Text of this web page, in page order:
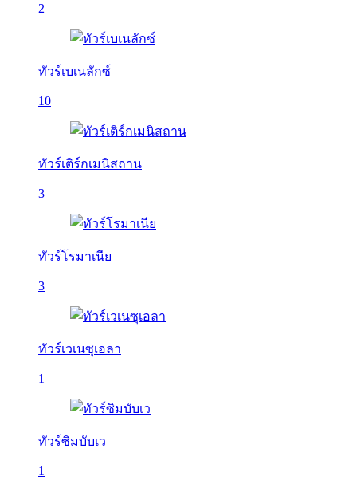
2
ทัวร์เบเนลักซ์
10
ทัวร์เติร์กเมนิสถาน
3
ทัวร์โรมาเนีย
3
ทัวร์เวเนซุเอลา
1
ทัวร์ซิมบับเว
1